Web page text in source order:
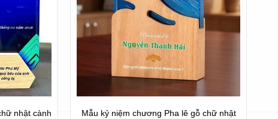
nhật cành
Mẫu kỷ niệm chương Pha lê gỗ chữ nhật